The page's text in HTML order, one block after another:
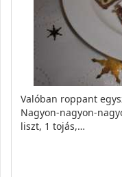
Valóban roppant
Nagyon-nagyon-
liszt, 1 tojás,…